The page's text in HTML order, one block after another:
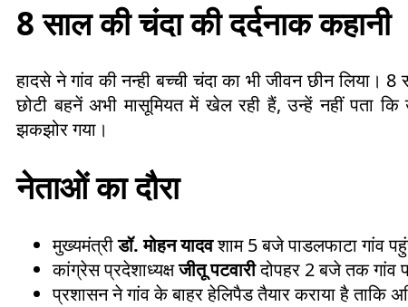
8 साल की चंदा की दर्दनाक कहानी
हादसे ने गांव की नन्ही बच्ची चंदा का भी जीवन छीन
छोटी बहनें अभी मासूमियत में खेल रही हैं, उन्हें नहीं पता
झकझोर गया।
नेताओं का दौरा
मुख्यमंत्रीडॉ. मोहन यादवशाम 5 बजे पाडलफाटा गांव
कांग्रेस प्रदेशाध्यक्षजीतू पटवारीदोपहर 2 बजे तक गांव
प्रशासन ने गांव के बाहर हेलिपैड तैयार कराया है